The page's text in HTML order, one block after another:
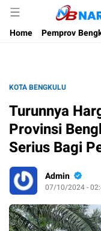
Home
Pemprov
KOTA BENGKULU
Turunnya
Provinsi
Serius Bagi
Admin
07/10/2024 -